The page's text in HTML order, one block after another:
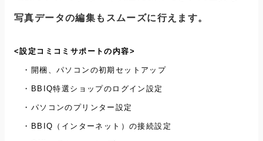
写真データの編集もスムーズに行えます。
<設定コミコミサポートの内容>
・開梱、パソコンの初期セットアップ
・BBIQ特選ショップのログイン設定
・パソコンのプリンター設定
・BBIQ（インターネット）の接続設定